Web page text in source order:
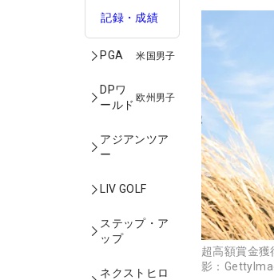
記録・成績
PGA 米国男子
DPワ
ールド
欧州男子
アジアンツア
ー
LIV GOLF
ステップ・ア
ップ
ネクストヒロ
超高額賞金
影：